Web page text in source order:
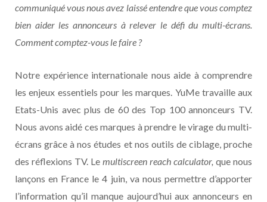
communiqué vous nous avez laissé entendre que vous comptez
bien aider les annonceurs à relever le défi du multi-écrans.
Comment comptez-vous le faire ?
Notre expérience internationale nous aide à comprendre
les enjeux essentiels pour les marques. YuMe travaille aux
Etats-Unis avec plus de 60 des Top 100 annonceurs TV.
Nous avons aidé ces marques à prendre le virage du multi-
écrans grâce à nos études et nos outils de ciblage, proche
des réflexions TV. Le multiscreen reach calculator, que nous
lançons en France le 4 juin, va nous permettre d’apporter
l’information qu’il manque aujourd’hui aux annonceurs en